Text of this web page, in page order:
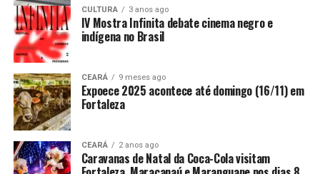
CULTURA 3 anos ago
IV Mostra Infinita debate cinema negro e
indígena no Brasil
CEARÁ 9 meses ago
Expoece 2025 acontece até domingo (16/11) em
Fortaleza
CEARÁ 2 anos ago
Caravanas de Natal da Coca-Cola visitam